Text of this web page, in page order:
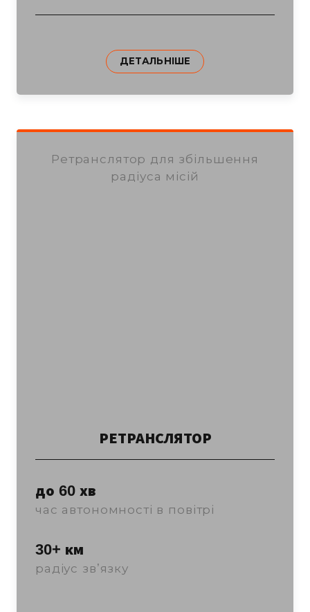
ДЕТАЛЬНІШЕ
Ретранслятор для збільшення
радіуса місій
РЕТРАНСЛЯТОР
до 60 хв
час автономності в повітрі
30+ км
радіус звʼязку